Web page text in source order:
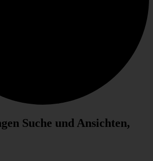
Suche und Ansichten,